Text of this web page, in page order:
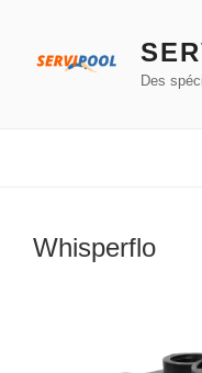
contenu
Des
Whisperflo